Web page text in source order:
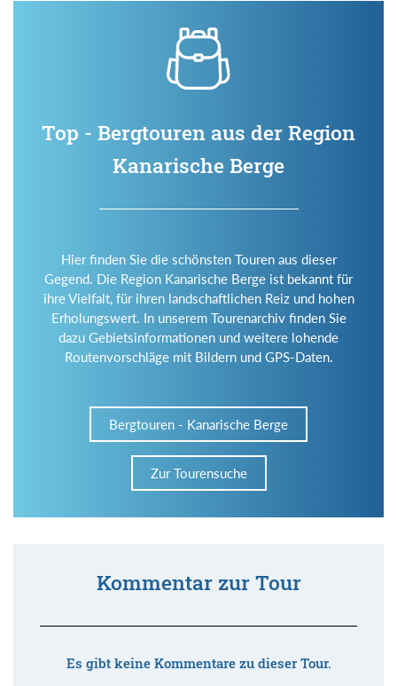
Top - Bergtouren aus der Region
Kanarische Berge
Hier finden Sie die schönsten Touren aus dieser
Gegend. Die Region Kanarische Berge ist bekannt für
ihre Vielfalt, für ihren landschaftlichen Reiz und hohen
Erholungswert. In unserem Tourenarchiv finden Sie
dazu Gebietsinformationen und weitere lohende
Routenvorschläge mit Bildern und GPS-Daten.
Bergtouren - Kanarische Berge
Zur Tourensuche
Kommentar zur Tour
Es gibt keine Kommentare zu dieser Tour.